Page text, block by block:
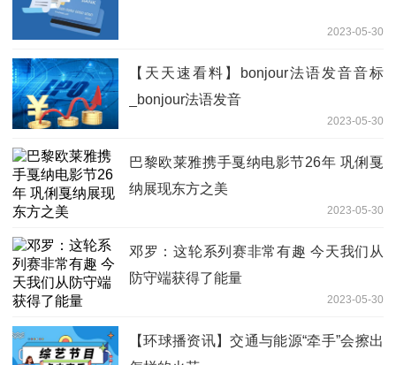
2023-05-30
【天天速看料】bonjour法语发音音标
_bonjour法语发音
2023-05-30
巴黎欧莱雅携手戛纳电影节26年 巩俐戛
纳展现东方之美
2023-05-30
邓罗：这轮系列赛非常有趣 今天我们从
防守端获得了能量
2023-05-30
【环球播资讯】交通与能源“牵手”会擦出